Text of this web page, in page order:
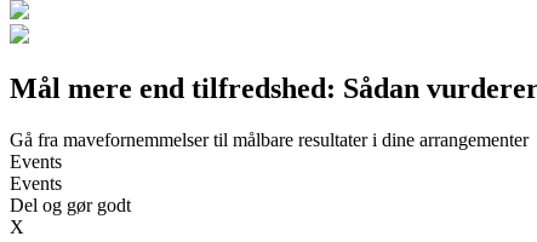
Mål mere end tilfredshed: Sådan
Gå fra mavefornemmelser til målbare resultater i dine arrangementer
Events
Events
Del og gør godt
X